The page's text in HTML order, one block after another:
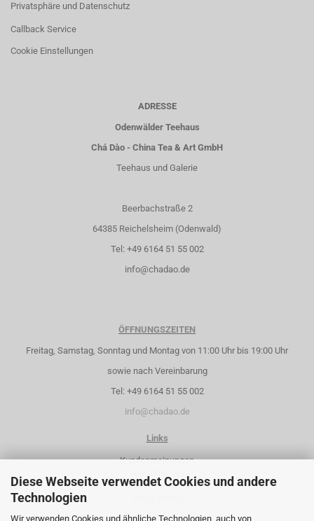
Diese Webseite verwendet Cookies und andere
Technologien
Wir verwenden Cookies und ähnliche Technologien, auch von
Privatsphäre und Datenschutz
Callback Service
Cookie Einstellungen
ADRESSE
Odenwälder Teehaus
Chá Dào - China Tea & Art GmbH
Teehaus und Galerie
Beerbachstraße 2
64385 Reichelsheim (Odenwald)
Tel: +49 6164 51 55 002
info@chadao.de
ÖFFNUNGSZEITEN
Freitag, Samstag, Sonntag und Montag von 11:00 Uhr bis 19:00 Uhr
sowie nach Vereinbarung
Tel: +49 6164 51 55 002
info@chadao.de
Links
Kundenmeinungen
Sonderangebote